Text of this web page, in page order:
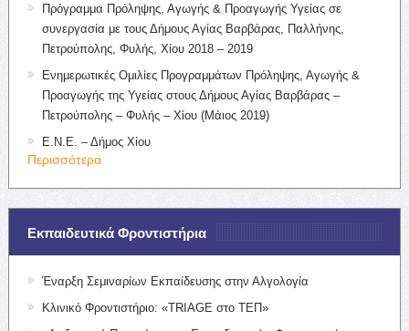
Πρόγραμμα Πρόληψης, Αγωγής & Προαγωγής Υγείας σε
συνεργασία με τους Δήμους Αγίας Βαρβάρας, Παλλήνης,
Πετρούπολης, Φυλής, Χίου 2018 – 2019
Ενημερωτικές Ομιλίες Προγραμμάτων Πρόληψης, Αγωγής &
Προαγωγής της Υγείας στους Δήμους Αγίας Βαρβάρας –
Πετρούπολης – Φυλής – Χίου (Μάιος 2019)
Ε.Ν.Ε. – Δήμος Χίου
Περισσότερα
Εκπαιδευτικά Φροντιστήρια
Έναρξη Σεμιναρίων Εκπαίδευσης στην Αλγολογία
Κλινικό Φροντιστήριο: «TRIAGE στο ΤΕΠ»